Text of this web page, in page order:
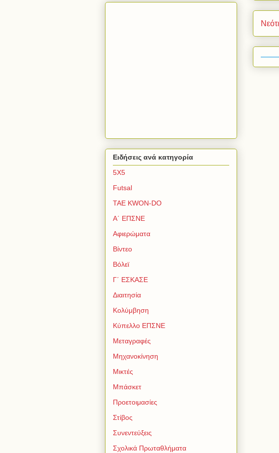
Ειδήσεις ανά κατηγορία
5Χ5
Futsal
TAE KWON-DO
Α΄ ΕΠΣΝΕ
Αφιερώματα
Βίντεο
Βόλεϊ
Γ΄ ΕΣΚΑΣΕ
Διαιτησία
Κολύμβηση
Κύπελλο ΕΠΣΝΕ
Μεταγραφές
Μηχανοκίνηση
Μικτές
Μπάσκετ
Προετοιμασίες
Στίβος
Συνεντεύξεις
Σχολικά Πρωταθλήματα